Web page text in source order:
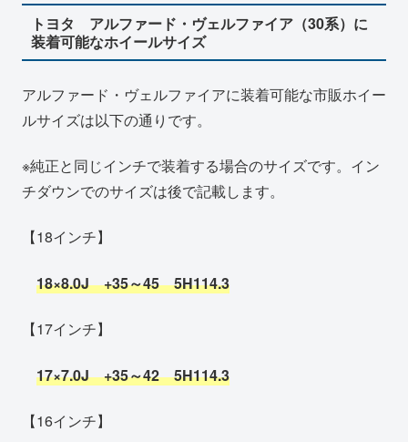
トヨタ アルファード・ヴェルファイア（30系）に
装着可能なホイールサイズ
アルファード・ヴェルファイアに装着可能な市販ホイー
ルサイズは以下の通りです。
※純正と同じインチで装着する場合のサイズです。イン
チダウンでのサイズは後で記載します。
【18インチ】
18×8.0J +35～45 5H114.3
【17インチ】
17×7.0J +35～42 5H114.3
【16インチ】